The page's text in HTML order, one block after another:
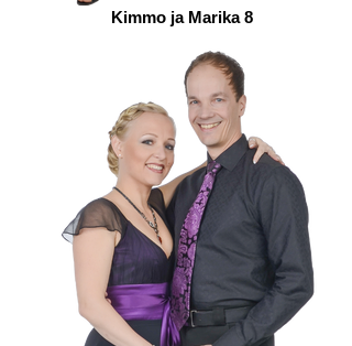
Kimmo ja Marika 8